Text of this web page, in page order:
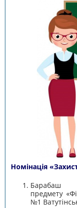
Номінація
Барабаш
предмету
№1